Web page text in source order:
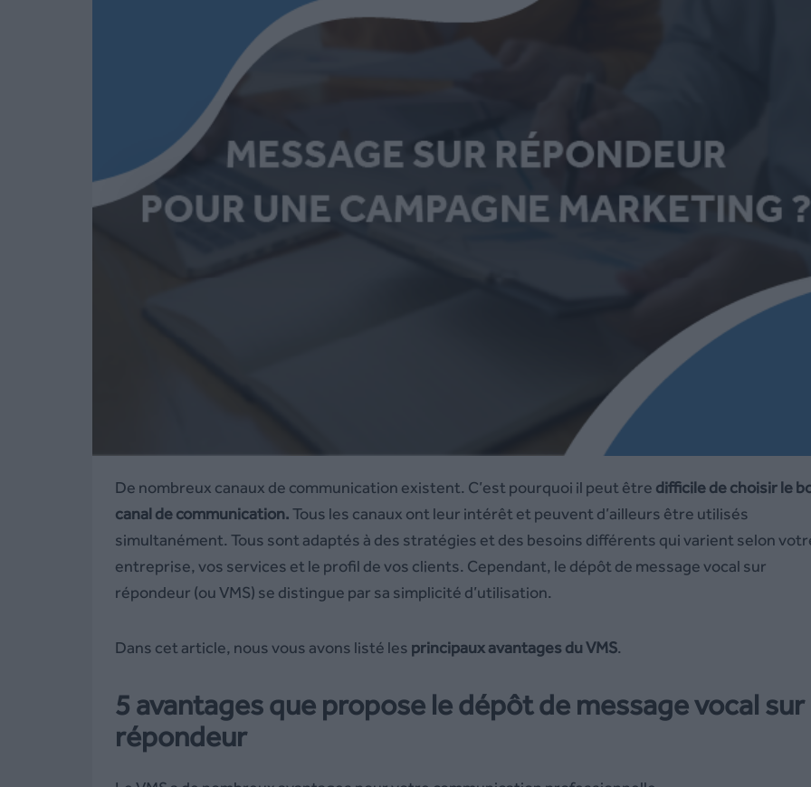
De nombreux canaux de communication existent. C’est pourquoi il peut être difficile de choisir le
canal de communication.Tous les canaux ont leur intérêt et peuvent d’ailleurs être utilisés
simultanément. Tous sont adaptés à des stratégies et des besoins différents qui varient selon
entreprise, vos services et le profil de vos clients. Cependant, le dépôt de message vocal sur
répondeur (ou VMS) se distingue par sa simplicité d’utilisation.
Dans cet article, nous vous avons listé les principaux avantages du VMS.
5 avantages que propose le dépôt de message vocal sur
répondeur